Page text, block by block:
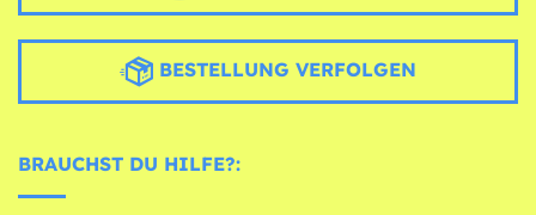
BESTELLUNG VERFOLGEN
BRAUCHST DU HILFE?: